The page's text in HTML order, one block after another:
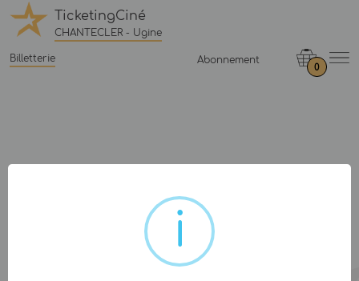
TicketingCiné
CHANTECLER - Ugine
Billetterie Abonnement
0